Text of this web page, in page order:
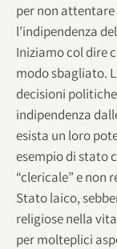
per non
l’indipendenza
Iniziamo col dire
modo sbagliato.
decisioni
indipendenza
esista un loro
esempio di stato
“clericale” e non
Stato laico,
religiose nella
per molteplici